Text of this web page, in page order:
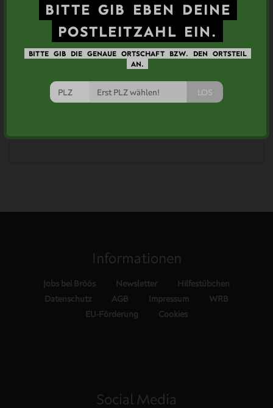
BITTE GIB EBEN
DEINE
POSTLEITZAHL EIN.
BITTE GIB DIE GENAUE ORTSCHAFT BZW. DEN
ORTSTEIL
AN.
LOS
Weltmeister Meterbrot
Informationen
Jobs bei Bröös Newsletter
Hilfestübchen
Datenschutz
AGB Impressum
WRB
EU-Förderung
Cookies
Social Media